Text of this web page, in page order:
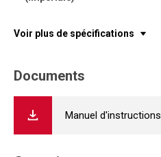
Voir plus de spécifications
Documents
Manuel d'instructions